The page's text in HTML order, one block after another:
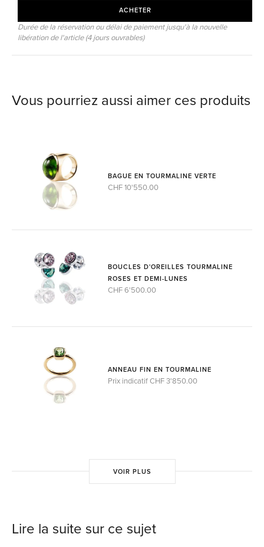
ACHETER
Durée de la réservation ou délai de paiement jusqu'à la nouvelle
libération de l'article (4 jours ouvrables)
Vous pourriez aussi aimer ces produits
BAGUE EN TOURMALINE VERTE
CHF 10'550.00
BOUCLES D'OREILLES TOURMALINE
ROSES ET DEMI-LUNES
CHF 6'500.00
ANNEAU FIN EN TOURMALINE
Prix indicatif CHF 3'850.00
VOIR PLUS
Lire la suite sur ce sujet